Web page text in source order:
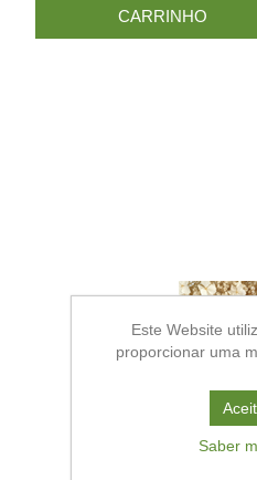
Este Website
proporcionar uma
Saber